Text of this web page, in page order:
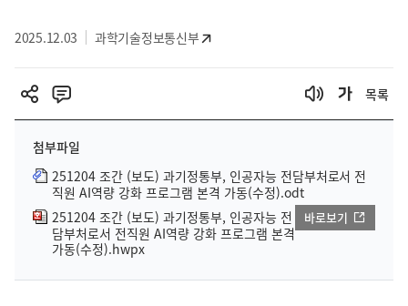
2025.12.03 과학기술정보통신부
목록
첨부파일
251204 조간 (보도) 과기정통부, 인공자능 전담부처로서 전
직원 AI역량 강화 프로그램 본격 가동(수정).odt
251204 조간 (보도) 과기정통부, 인공자능 전
담부처로서 전직원 AI역량 강화 프로그램 본격
가동(수정).hwpx
바로보기